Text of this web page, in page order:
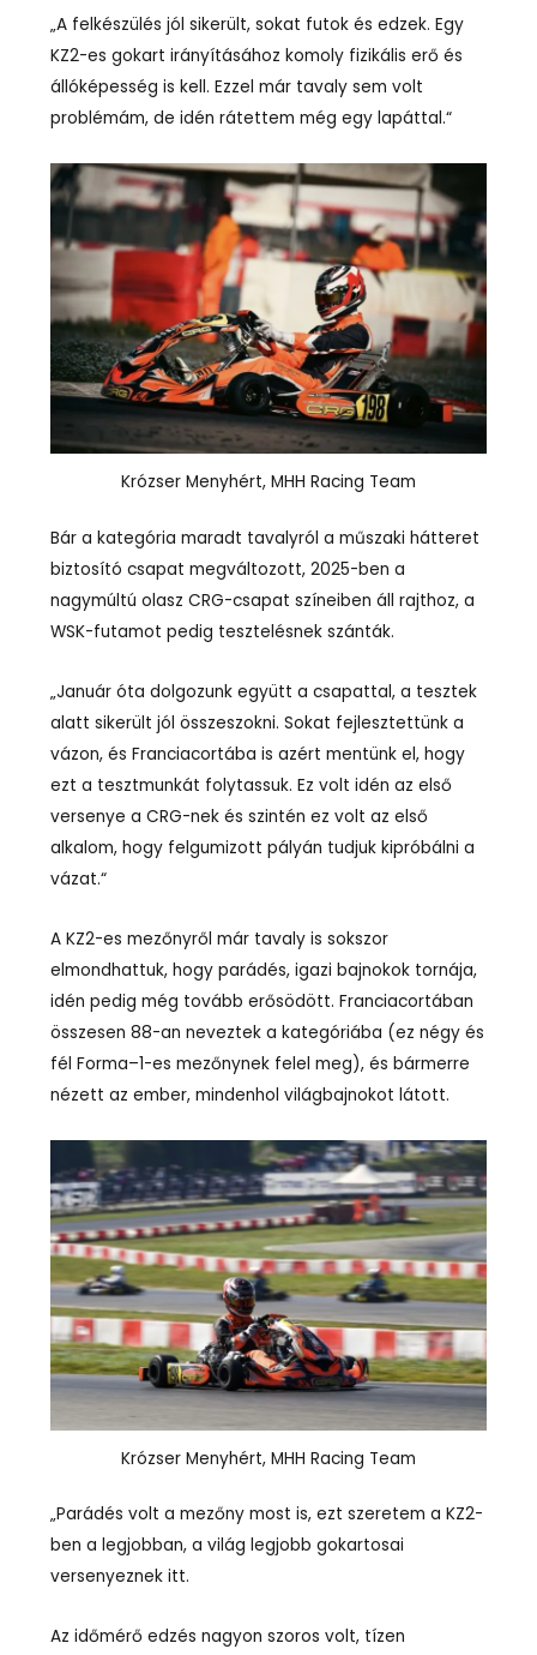
„A felkészülés jól sikerült, sokat futok és edzek. Egy
KZ2-es gokart irányításához komoly fizikális erő és
állóképesség is kell. Ezzel már tavaly sem volt
problémám, de idén rátettem még egy lapáttal.“
Krózser Menyhért, MHH Racing Team
Bár a kategória maradt tavalyról a műszaki hátteret
biztosító csapat megváltozott, 2025-ben a
nagymúltú olasz CRG-csapat színeiben áll rajthoz, a
WSK-futamot pedig tesztelésnek szánták.
„Január óta dolgozunk együtt a csapattal, a tesztek
alatt sikerült jól összeszokni. Sokat fejlesztettünk a
vázon, és Franciacortába is azért mentünk el, hogy
ezt a tesztmunkát folytassuk. Ez volt idén az első
versenye a CRG-nek és szintén ez volt az első
alkalom, hogy felgumizott pályán tudjuk kipróbálni a
vázat.“
A KZ2-es mezőnyről már tavaly is sokszor
elmondhattuk, hogy parádés, igazi bajnokok tornája,
idén pedig még tovább erősödött. Franciacortában
összesen 88-an neveztek a kategóriába (ez négy és
fél Forma–1-es mezőnynek felel meg), és bármerre
nézett az ember, mindenhol világbajnokot látott.
Krózser Menyhért, MHH Racing Team
„Parádés volt a mezőny most is, ezt szeretem a KZ2-
ben a legjobban, a világ legjobb gokartosai
versenyeznek itt.
Az időmérő edzés nagyon szoros volt, tízen